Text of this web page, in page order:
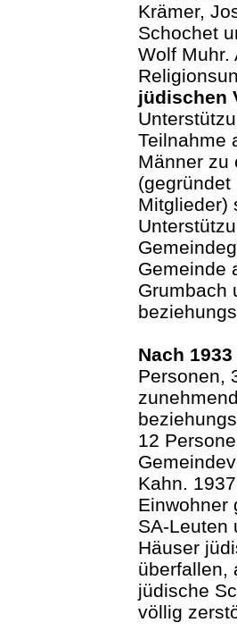
Krämer,
Schochet
Wolf Muhr.
jüdischen
Teilnahme
Männer
Mitglieder)
Gemeinde
Grumbach
Nach 1933
Personen,
12
Kahn.
Einwohner
SA-Leuten
Häuser
überfallen,
jüdische
völlig